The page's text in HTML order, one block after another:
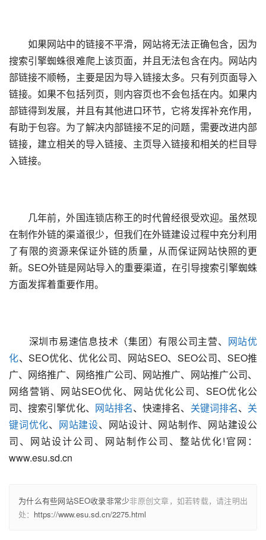
如果网站中的链接不平滑，网站将无法正确包含，因为
搜索引擎蜘蛛很难爬上该页面，并且无法包含在内。网站内
部链接不顺畅，主要是因为导入链接太多。只有列页面导入
链接。如果不包括列页，则内容页也不会包括在内。如果内
部链得到发展，并且有其他进口环节，它将发挥补充作用，
有助于包容。为了解决内部链接不足的问题，需要改进内部
链接，建立相关的导入链接、主页导入链接和相关的栏目导
入链接。
几年前，外国连锁店称王的时代曾经很受欢迎。虽然现
在制作外链的渠道很少，但我们在外链建设过程中充分利用
了有限的资源来保证外链的质量，从而保证网站快照的更
新。SEO外链是网站导入的重要渠道，在引导搜索引擎蜘蛛
方面发挥着重要作用。
深圳市易速信息技术（集团）有限公司主营、 网站优
化、SEO优化、优化公司、网站SEO、SEO公司、SEO推
广、网络推广、网络推广公司、网站推广、网站推广公司、
网络营销、网站SEO优化、网站优化公司、SEO优化公
司、搜索引擎优化、 网站排名、快速排名、 关键词排名、 关
键词优化、 网站建设、网站设计、网站制作、网站建设公
司、网站设计公司、网站制作公司、整站优化!官网：
www.esu.sd.cn
为什么有些网站SEO收录非常少非原创文章，如若转载，请注明出
处： https://www.esu.sd.cn/2275.html